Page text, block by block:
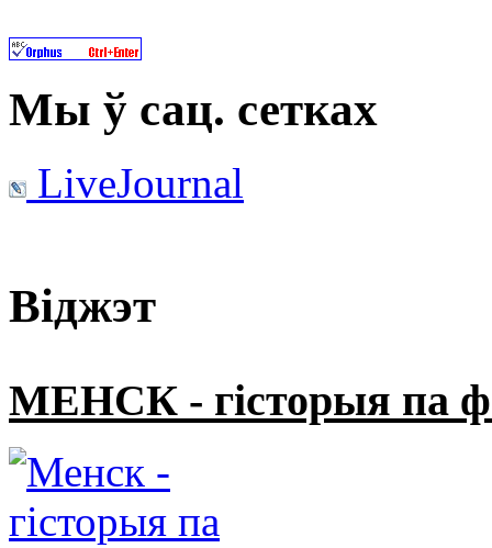
Мы ў сац. сетках
LiveJournal
Віджэт
МЕНСК - гісторыя па